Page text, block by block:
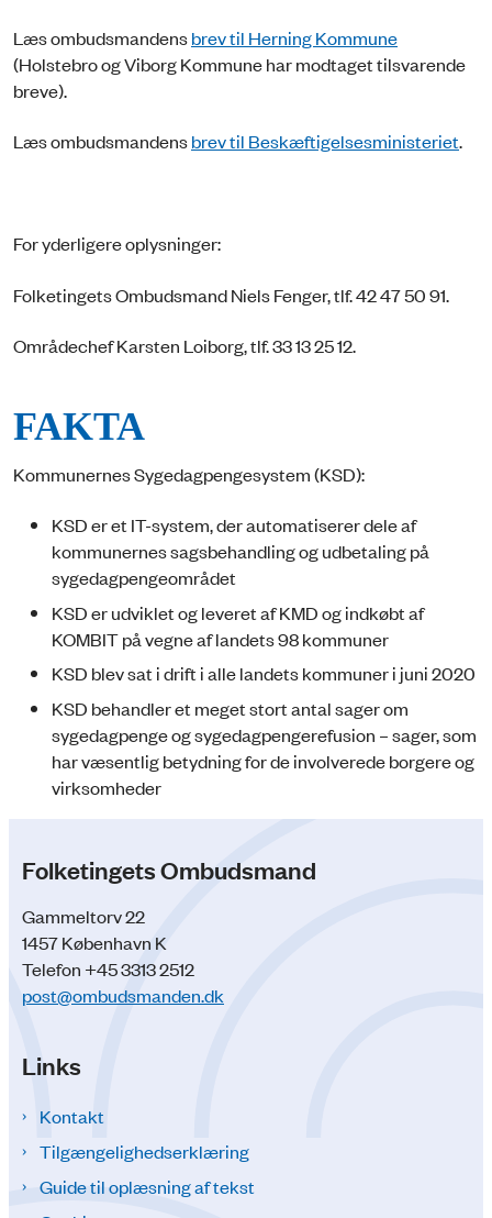
Læs ombudsmandensbrev til Herning Kommune
(Holstebro og Viborg Kommune har modtaget tilsvarende
breve).
Læs ombudsmandensbrev til Beskæftigelsesministeriet.
For yderligere oplysninger:
Folketingets Ombudsmand Niels Fenger, tlf. 42 47 50 91.
Områdechef Karsten Loiborg, tlf. 33 13 25 12.
FAKTA
Kommunernes Sygedagpengesystem (KSD):
KSD er et IT-system, der automatiserer dele af
kommunernes sagsbehandling og udbetaling på
sygedagpengeområdet
KSD er udviklet og leveret af KMD og indkøbt af
KOMBIT på vegne af landets 98 kommuner
KSD blev sat i drift i alle landets kommuner i juni 2020
KSD behandler et meget stort antal sager om
sygedagpenge og sygedagpengerefusion – sager, som
har væsentlig betydning for de involverede borgere og
virksomheder
Folketingets Ombudsmand
Gammeltorv 22
1457 København K
Telefon +45 3313 2512
post@ombudsmanden.dk
Links
Kontakt
Tilgængelighedserklæring
Guide til oplæsning af tekst